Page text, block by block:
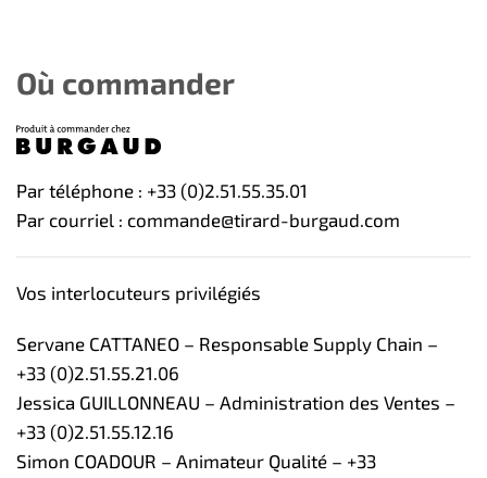
Où commander
Par téléphone : +33 (0)2.51.55.35.01
Par courriel : commande@tirard-burgaud.com
Vos interlocuteurs privilégiés
Servane CATTANEO – Responsable Supply Chain –
+33 (0)2.51.55.21.06
Jessica GUILLONNEAU – Administration des Ventes –
+33 (0)2.51.55.12.16
Simon COADOUR – Animateur Qualité – +33